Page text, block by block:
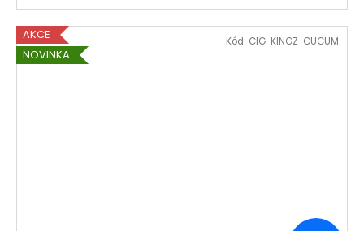
AKCE
NOVINKA
Kód: CIG-KINGZ-CUCUM